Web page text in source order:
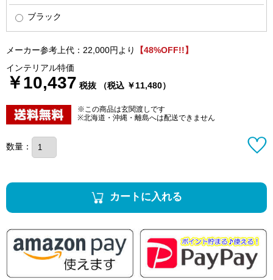
ブラック
メーカー参考上代：22,000円より
【48%OFF!!】
インテリアル特価
￥10,437 税抜 （税込 ￥11,480）
※この商品は玄関渡しです
※北海道・沖縄・離島へは配送できません
数量：
カートに入れる